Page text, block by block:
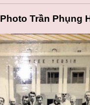
Photo Trần Phụng